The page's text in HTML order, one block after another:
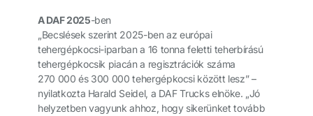
A DAF 2025-ben
„Becslések szerint 2025-ben az európai
tehergépkocsi-iparban a 16 tonna feletti teherbírású
tehergépkocsik piacán a regisztrációk száma
270 000 és 300 000 tehergépkocsi között lesz” –
nyilatkozta Harald Seidel, a DAF Trucks elnöke. „Jó
helyzetben vagyunk ahhoz, hogy sikerünket tovább